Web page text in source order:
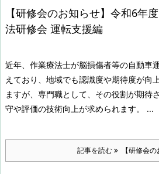
【研修会のお知らせ】令和6年
法研修会 運転支援編
近年、作業療法士が脳損傷者等の自動車
えており、地域でも認識度や期待度が向
ますが、専門職として、その役割が期待
守や評価の技術向上が求められます。 ...
記事を読む 【研修会の